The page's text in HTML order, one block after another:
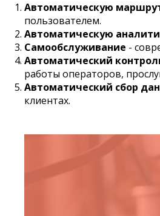
Автоматическую
пользователем.
Автоматическую
Самообслуживание -
Автоматический
работы операторов,
Автоматический сбор
клиентах.